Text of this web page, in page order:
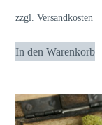
zzgl.Versandkosten
In den Warenkorb